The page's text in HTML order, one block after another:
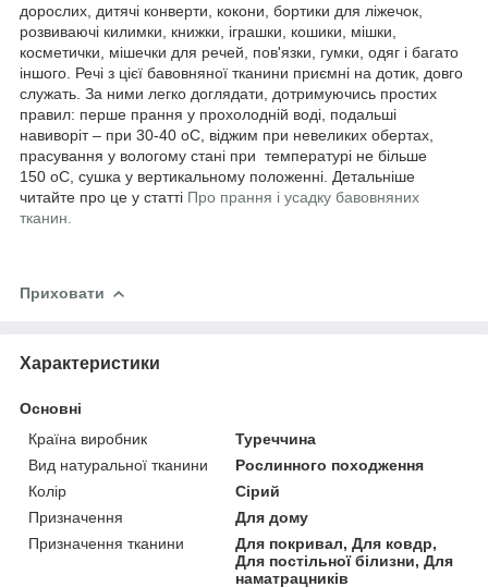
дорослих, дитячі конверти, кокони, бортики для ліжечок,
розвиваючі килимки, книжки, іграшки, кошики, мішки,
косметички, мішечки для речей, пов'язки, гумки, одяг і багато
іншого. Речі з цієї бавовняної тканини приємні на дотик, довго
служать. За ними легко доглядати, дотримуючись простих
правил: перше прання у прохолодній воді, подальші
навиворіт – при 30-40 оС, віджим при невеликих обертах,
прасування у вологому стані при температурі не більше
150 оС, сушка у вертикальному положенні. Детальніше
читайте про це у статті Про прання і усадку бавовняних
тканин.
Приховати
Характеристики
Основні
Країна виробник
Туреччина
Вид натуральної тканини
Рослинного походження
Колір
Сірий
Призначення
Для дому
Призначення тканини
Для покривал, Для ковдр,
Для постільної білизни, Для
наматрацників